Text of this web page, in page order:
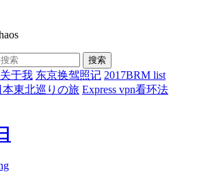
搜索
关于我 东京换驾照记 2017BRM list
本東北巡りの旅 Express vpn看环法